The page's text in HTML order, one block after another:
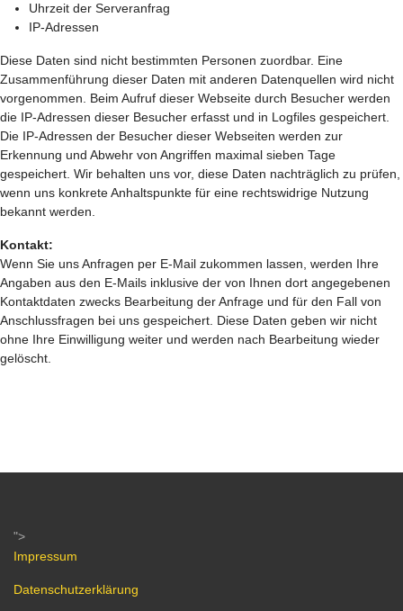
Uhrzeit der Serveranfrag
IP-Adressen
Diese Daten sind nicht bestimmten Personen zuordbar. Eine
Zusammenführung dieser Daten mit anderen Datenquellen wird nicht
vorgenommen. Beim Aufruf dieser Webseite durch Besucher werden
die IP-Adressen dieser Besucher erfasst und in Logfiles gespeichert.
Die IP-Adressen der Besucher dieser Webseiten werden zur
Erkennung und Abwehr von Angriffen maximal sieben Tage
gespeichert. Wir behalten uns vor, diese Daten nachträglich zu prüfen,
wenn uns konkrete Anhaltspunkte für eine rechtswidrige Nutzung
bekannt werden.
Kontakt:
Wenn Sie uns Anfragen per E-Mail zukommen lassen, werden Ihre
Angaben aus den E-Mails inklusive der von Ihnen dort angegebenen
Kontaktdaten zwecks Bearbeitung der Anfrage und für den Fall von
Anschlussfragen bei uns gespeichert. Diese Daten geben wir nicht
ohne Ihre Einwilligung weiter und werden nach Bearbeitung wieder
gelöscht.
">
Impressum
Datenschutzerklärung